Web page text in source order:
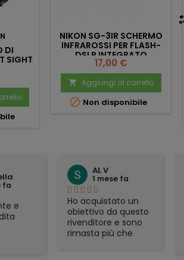
DI
SIGHT
NIKON SG-3IR SCHERMO
INFRAROSSI PER FLASH-
DSLR INTEGRATO
Prezzo
17,00 €
 Aggiungi al carrello
 Non disponibile
fa
e
AL V
1 mese fa
Ho acquistato un
obiettivo da questo
rivenditore e sono
rimasta più che